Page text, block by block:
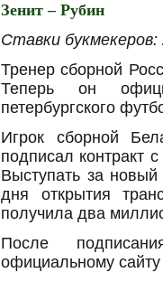
Зенит – Рубин
Ставки букмекеров:
Тренер сборной
Теперь он
петербургского
Игрок сборной
подписал контракт
Выступать за
дня открытия
получила два
После
официальному